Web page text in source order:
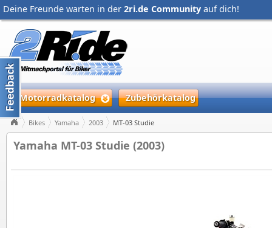
Deine Freunde warten in der 2ri.de Community auf dich!
Motorradkatalog Zubehörkatalog
Bikes Yamaha 2003 MT-03 Studie
Yamaha MT-03 Studie (2003)